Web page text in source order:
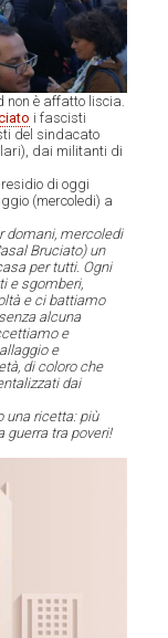
è affatto liscia.
i fascisti
del sindacato
dai militanti di
di oggi
(mercoledi) a
domani, mercoledi
Bruciato) un
per tutti. Ogni
e sgomberi,
e ci battiamo
alcuna
e
e
di coloro che
dai
una ricetta: più
guerra tra poveri!